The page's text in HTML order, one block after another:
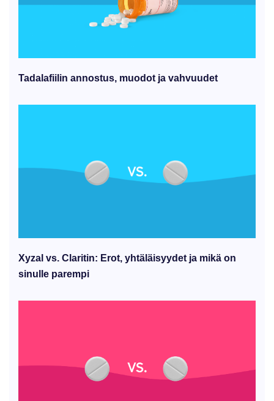
Tadalafiilin annostus, muodot ja vahvuudet
Xyzal vs. Claritin: Erot, yhtäläisyydet ja mikä on
sinulle parempi